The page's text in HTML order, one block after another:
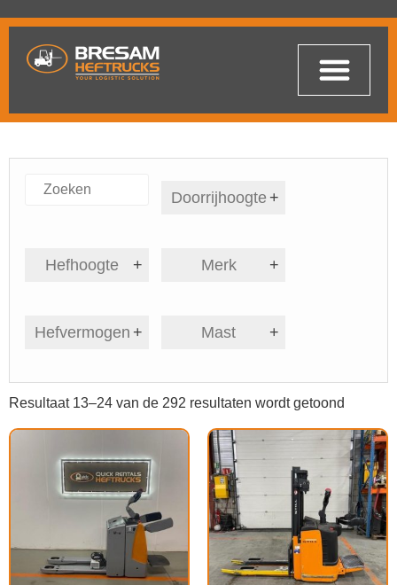
Doorrijhoogte +
Hefhoogte + Merk +
Hefvermogen + Mast +
Resultaat 13–24 van de 292 resultaten wordt getoond